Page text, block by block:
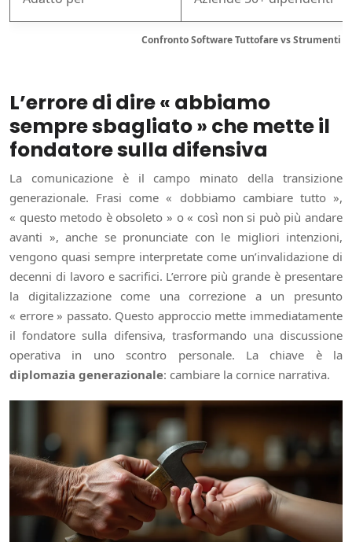
Confronto Software Tuttofare vs Strumenti
L’errore di dire « abbiamo
sempre sbagliato » che mette il
fondatore sulla difensiva
La comunicazione è il campo minato della transizione
generazionale. Frasi come « dobbiamo cambiare tutto »,
« questo metodo è obsoleto » o « così non si può più andare
avanti », anche se pronunciate con le migliori intenzioni,
vengono quasi sempre interpretate come un’invalidazione di
decenni di lavoro e sacrifici. L’errore più grande è presentare
la digitalizzazione come una correzione a un presunto
« errore » passato. Questo approccio mette immediatamente
il fondatore sulla difensiva, trasformando una discussione
operativa in uno scontro personale. La chiave è la
diplomazia generazionale: cambiare la cornice narrativa.